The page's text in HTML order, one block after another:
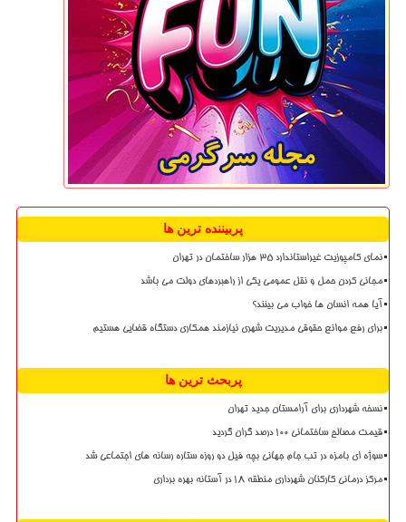
پربیننده ترین ها
نمای کامپوزیت غیراستاندارد ۳۵ هزار ساختمان در تهران
مجانی کردن حمل و نقل عمومی یکی از راهبردهای دولت می باشد
آیا همه انسان ها خواب می بینند؟
برای رفع موانع حقوقی مدیریت شهری نیازمند همکاری دستگاه قضایی هستیم
پربحث ترین ها
نسخه شهرداری برای آرامستان جدید تهران
قیمت مصالح ساختمانی ۱۰۰ درصد گران گردید
سوژه ای بامزه در تب جام جهانی بچه فیل دو روزه ستاره رسانه های اجتماعی شد
مرکز درمانی کارکنان شهرداری منطقه ۱۸ در آستانه بهره برداری